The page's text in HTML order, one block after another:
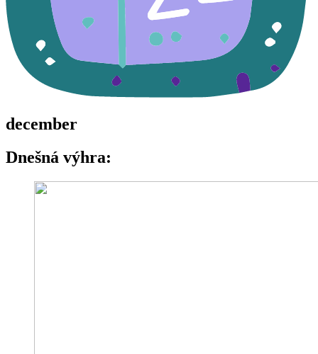
december
Dnešná výhra: